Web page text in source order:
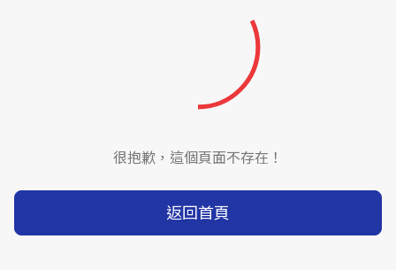
很抱歉，這個頁面不存在！
返回首頁